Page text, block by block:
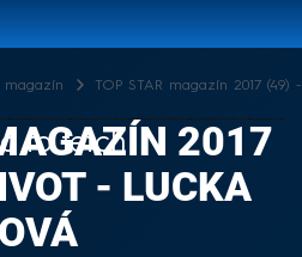
magazín TOP STAR magazín 2017
to fetch
2017
- LUCKA